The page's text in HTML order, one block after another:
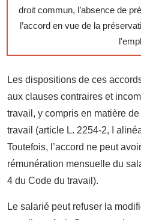
droit commun, l’absence de
l’accord en vue de la
Les dispositions de ces
aux clauses contraires et
travail, y compris en matière
travail (article L. 2254-2, I
Toutefois, l’accord ne peut
rémunération mensuelle du
4 du Code du travail).
Le salarié peut refuser la